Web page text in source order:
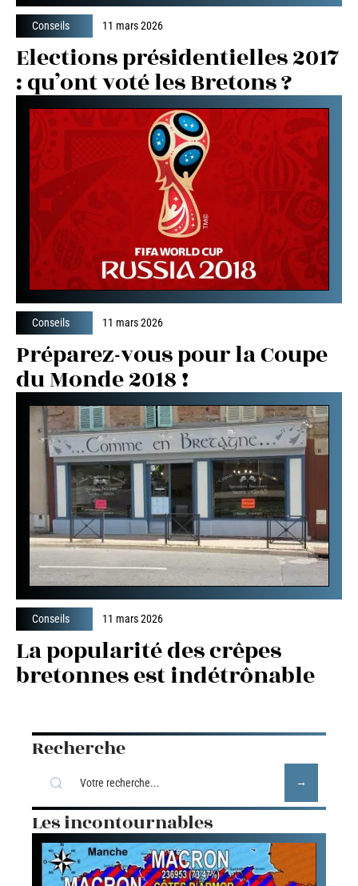
Conseils 11 mars 2026
Elections présidentielles 2017
: qu’ont voté les Bretons ?
Conseils 11 mars 2026
Préparez-vous pour la Coupe
du Monde 2018 !
Conseils 11 mars 2026
La popularité des crêpes
bretonnes est indétrônable
Recherche
Les incontournables